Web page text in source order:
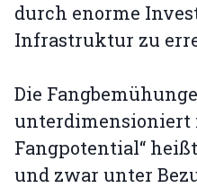
durch enorme
Infrastruktur zu
Die
unterdimensioniert
Fangpotential“
und zwar unter